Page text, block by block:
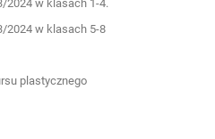
2024 w klasach 1-4.
2024 w klasach 5-8
plastycznego